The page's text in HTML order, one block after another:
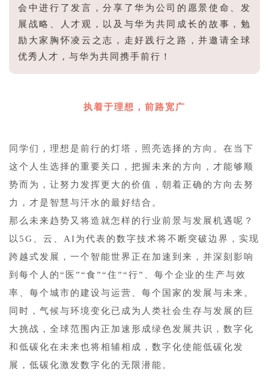
会中进行了发言，分享了华为公司的愿景使命、发
展战略、人才观，以及与华为共同成长的故事，勉
励大家胸怀凌云之志，走好践行之路，并邀请全球
优秀人才，与华为共同携手前行！
执着于理想，前路宽广
同学们，理想是前行的灯塔，照亮选择的方向。在当下
这个人生选择的重要关口，把握未来的方向，才能够顺
势而为，让努力发挥更大的价值，朝着正确的方向去努
力，才是智慧与汗水的最好结合。
那么未来趋势又将造就怎样的行业前景与发展机遇呢？
以5G、云、AI为代表的数字技术将不断突破边界，实现
跨越式发展，一个智能世界正在加速到来，并深刻影响
到每个人的“医”“食”“住”“行”、每个企业的生产与效
率、每个城市的建设与运营、每个国家的发展与未来。
同时，气候与环境变化已成为人类社会生存与发展的巨
大挑战，全球范围内正加速形成绿色发展共识，数字化
和低碳化在未来也将相辅相成，数字化使能低碳化发
展，低碳化激发数字化的无限潜能。